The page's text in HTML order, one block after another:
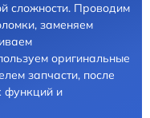
сложности. Проводим
заменяем
оригинальные
запчасти, после
функций и